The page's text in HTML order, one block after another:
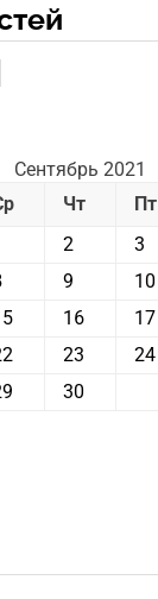
Сентябрь 2021
Чт Пт
2 3
9 10
16 17
23 24
30